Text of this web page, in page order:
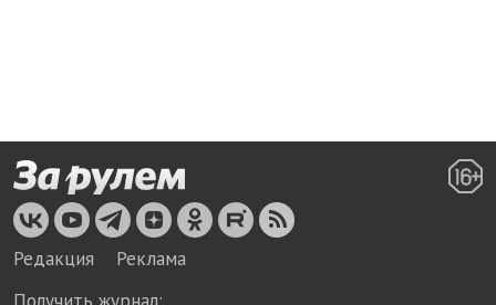
Редакция
Реклама